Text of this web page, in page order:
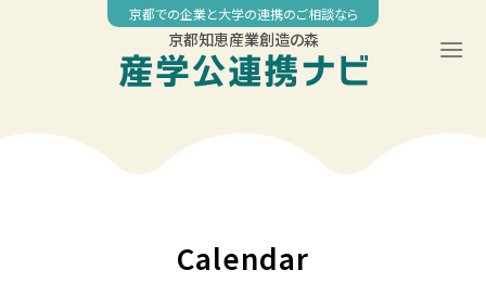
京都での企業と大学の連携のご相談なら
京都知恵産業創造の森
Calendar